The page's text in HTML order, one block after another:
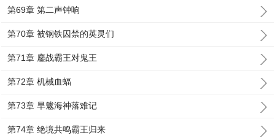
第69章 第二声钟响
第70章 被钢铁囚禁的英灵们
第71章 鏖战霸王对鬼王
第72章 机械血蝠
第73章 旱魃海神落难记
第74章 绝境共鸣霸王归来